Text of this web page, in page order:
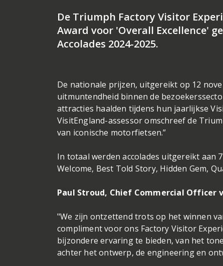
De Triumph Factory Visitor
Award voor 'Overall Excellence'
Accolades 2024-2025.
De nationale prijzen, uitgereikt op 12
uitmuntendheid binnen de
attracties haalden tijdens hun jaarlijkse
VisitEngland-assessor omschreef de
van iconische motorfietsen.”
In totaal werden accolades uitgereikt aan
Welcome, Best Told Story, Hidden Gem,
Paul Stroud, Chief Commercial Officer
"We zijn ontzettend trots op het winnen
compliment voor ons Factory Visitor
bijzondere ervaring te bieden, van het
achter het ontwerp, de engineering en